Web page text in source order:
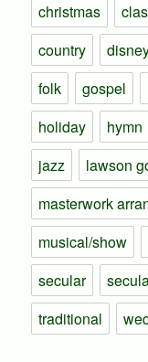
christmas
country
folk
gospel
holiday
hymn
jazz
lawson
masterwork
musical/show
secular
traditional